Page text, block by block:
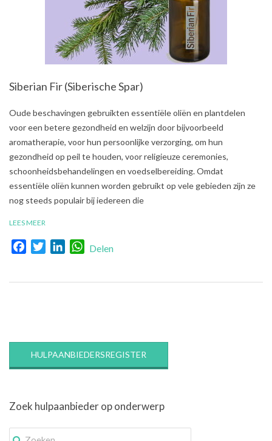
Siberian Fir (Siberische Spar)
2021-
Oude beschavingen gebruikten essentiële oliën en plantdelen
voor een betere gezondheid en welzijn door bijvoorbeeld
aromatherapie, voor hun persoonlijke verzorging, om hun
gezondheid op peil te houden, voor religieuze ceremonies,
schoonheidsbehandelingen en voedselbereiding. Omdat
essentiële oliën kunnen worden gebruikt op vele gebieden zijn ze
nog steeds populair bij iedereen die
LEES MEER
FacebookTwitterLinkedInWhatsApp
Delen
HULPAANBIEDERSREGISTER
Zoek hulpaanbieder op onderwerp
Zoek